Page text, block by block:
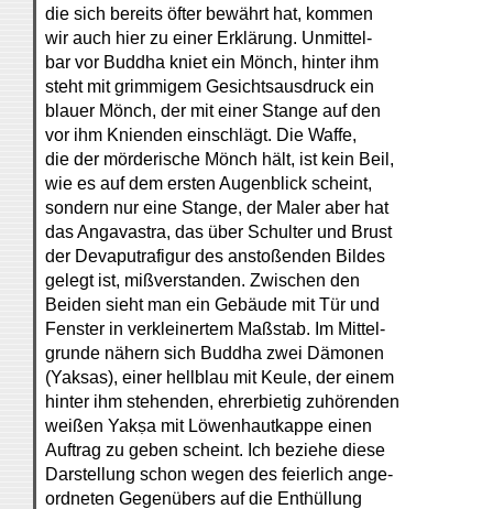
die sich bereits öfter bewährt hat, kommen
wir auch hier zu einer Erklärung. Unmittel-
bar vor Buddha kniet ein Mönch, hinter ihm
steht mit grimmigem Gesichtsausdruck ein
blauer Mönch, der mit einer Stange auf den
vor ihm Knienden einschlägt. Die Waffe,
die der mörderische Mönch hält, ist kein Beil,
wie es auf dem ersten Augenblick scheint,
sondern nur eine Stange, der Maler aber hat
das Angavastra, das über Schulter und Brust
der Devaputrafigur des anstoßenden Bildes
gelegt ist, mißverstanden. Zwischen den
Beiden sieht man ein Gebäude mit Tür und
Fenster in verkleinertem Maßstab. Im Mittel-
grunde nähern sich Buddha zwei Dämonen
(Yaksas), einer hellblau mit Keule, der einem
hinter ihm stehenden, ehrerbietig zuhörenden
weißen Yakṣa mit Löwenhautkappe einen
Auftrag zu geben scheint. Ich beziehe diese
Darstellung schon wegen des feierlich ange-
ordneten Gegenübers auf die Enthüllung